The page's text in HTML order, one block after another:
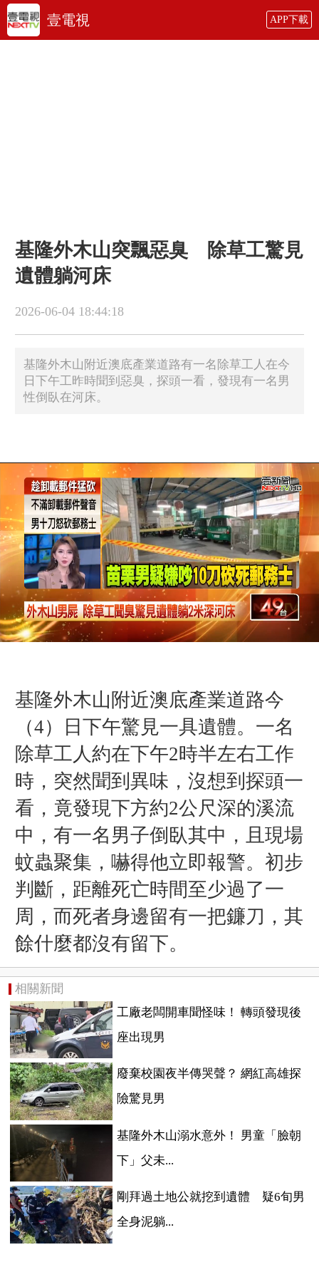
壹電視 APP下載
基隆外木山突飄惡臭 除草工驚見
遺體躺河床
2026-06-04 18:44:18
基隆外木山附近澳底產業道路有一名除草工人在今
日下午工昨時聞到惡臭，探頭一看，發現有一名男
性倒臥在河床。
基隆外木山附近澳底產業道路今
（4）日下午驚見一具遺體。一名
除草工人約在下午2時半左右工作
時，突然聞到異味，沒想到探頭一
看，竟發現下方約2公尺深的溪流
中，有一名男子倒臥其中，且現場
蚊蟲聚集，嚇得他立即報警。 初步
判斷，距離死亡時間至少過了一
周，而死者身邊留有一把鐮刀， 其
餘什麼都沒有留下。
相關新聞
工廠老闆開車聞怪味！ 轉頭發現後
座出現男
廢棄校園夜半傳哭聲？ 網紅高雄探
險驚見男
基隆外木山溺水意外！ 男童「臉朝
下」父未...
剛拜過土地公就挖到遺體 疑6旬男
全身泥躺...